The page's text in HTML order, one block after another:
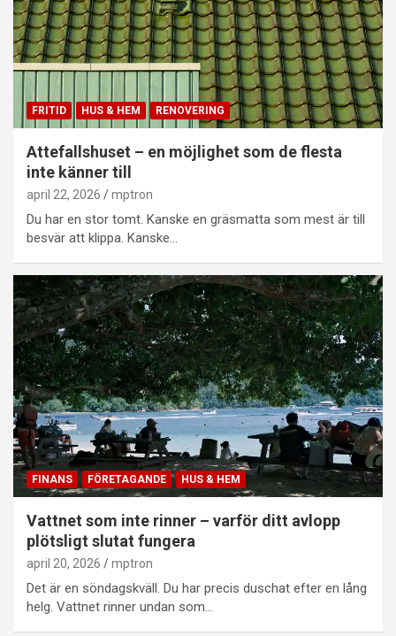
FRITID HUS & HEM RENOVERING
Attefallshuset – en möjlighet som de flesta
inte känner till
april 22, 2026 mptron
Du har en stor tomt. Kanske en gräsmatta som mest är till
besvär att klippa. Kanske…
FINANS FÖRETAGANDE HUS & HEM
Vattnet som inte rinner – varför ditt avlopp
plötsligt slutat fungera
april 20, 2026 mptron
Det är en söndagskväll. Du har precis duschat efter en lång
helg. Vattnet rinner undan som…